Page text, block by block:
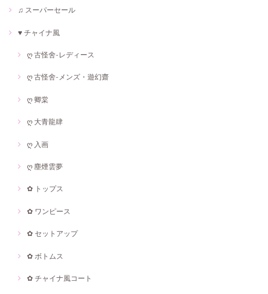
♫ スーパーセール
♥ チャイナ風
ღ 古怪舍-レディース
ღ 古怪舍-メンズ・遊幻齋
ღ 卿棠
ღ 大青龍肆
ღ 入画
ღ 塵煙雲夢
✿ トップス
✿ ワンピース
✿ セットアップ
✿ ボトムス
✿ チャイナ風コート